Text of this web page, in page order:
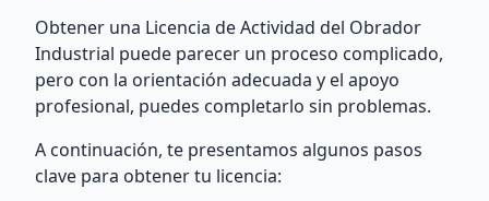
Obtener una Licencia de Actividad del Obrador
Industrial puede parecer un proceso complicado,
pero con la orientación adecuada y el apoyo
profesional, puedes completarlo sin problemas.
A continuación, te presentamos algunos pasos
clave para obtener tu licencia: